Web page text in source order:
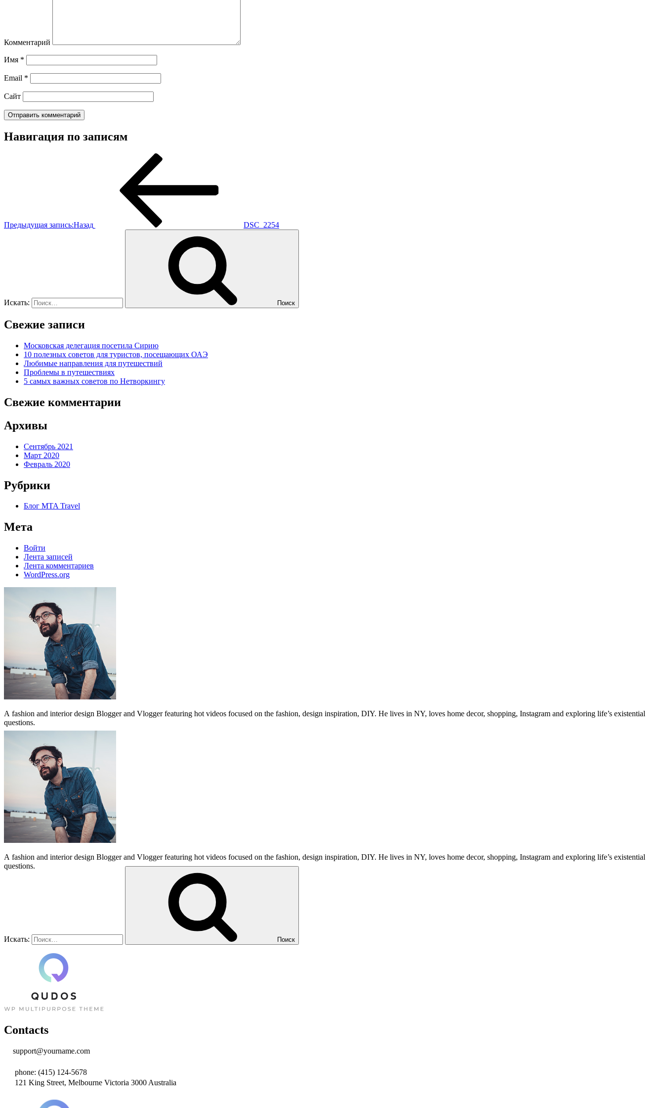
Комментарий
Имя *
Email *
Сайт
Навигация по записям
Предыдущая запись:Назад DSC_2254
Искать: Поиск
Свежие записи
Московская делегация посетила Сирию
10 полезных советов для туристов, посещающих ОАЭ
Любимые направления для путешествий
Проблемы в путешествиях
5 самых важных советов по Нетворкингу
Свежие комментарии
Архивы
Сентябрь 2021
Март 2020
Февраль 2020
Рубрики
Блог MTA Travel
Мета
Войти
Лента записей
Лента комментариев
WordPress.org
A fashion and interior design Blogger and Vlogger featuring hot videos focused on the fashion, design inspiration, DIY. He lives in NY, loves home decor, shopping, Instagram and exploring life’s existential
questions.
A fashion and interior design Blogger and Vlogger featuring hot videos focused on the fashion, design inspiration, DIY. He lives in NY, loves home decor, shopping, Instagram and exploring life’s existential
questions.
Искать: Поиск
Contacts
support@yourname.com
phone: (415) 124-5678
121 King Street, Melbourne Victoria 3000 Australia